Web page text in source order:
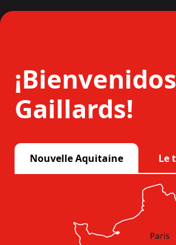
Gaillards!
Nouvelle Aquitaine Le